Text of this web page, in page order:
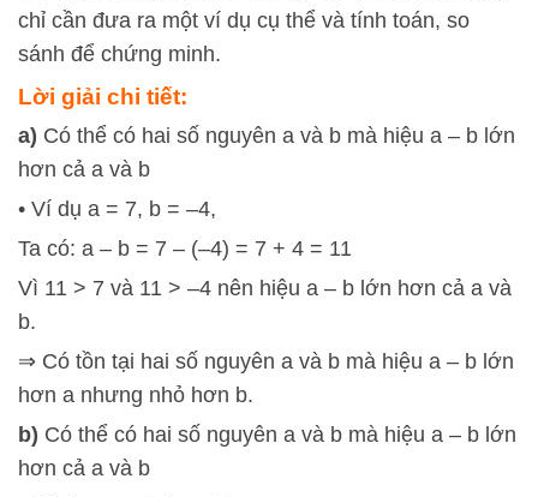
chỉ cần đưa ra một ví dụ cụ thể và tính toán, so
sánh để chứng minh.
Lời giải chi tiết:
a) Có thể có hai số nguyên a và b mà hiệu a – b lớn
hơn cả a và b
• Ví dụ a = 7, b = –4,
Ta có: a – b = 7 – (–4) = 7 + 4 = 11
Vì 11 > 7 và 11 > –4 nên hiệu a – b lớn hơn cả a và
b.
⇒ Có tồn tại hai số nguyên a và b mà hiệu a – b lớn
hơn a nhưng nhỏ hơn b.
b) Có thể có hai số nguyên a và b mà hiệu a – b lớn
hơn cả a và b